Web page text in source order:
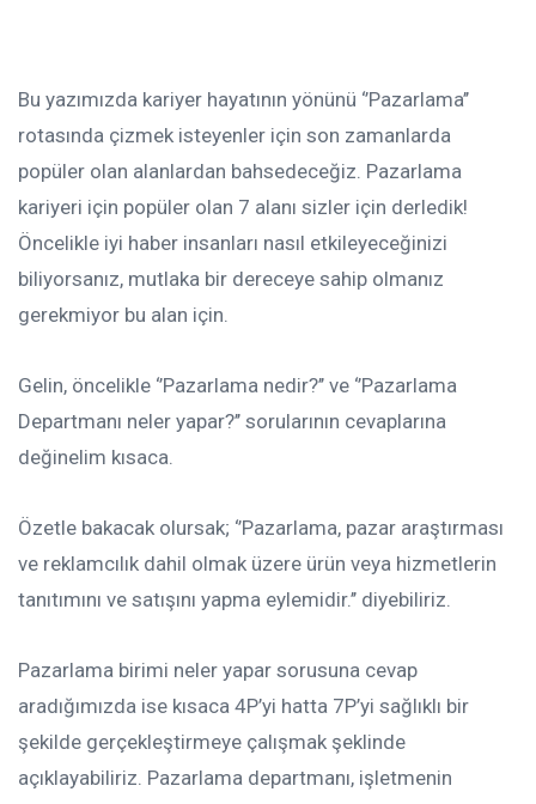
Bu yazımızda kariyer hayatının yönünü ‘’Pazarlama’’
rotasında çizmek isteyenler için son zamanlarda
popüler olan alanlardan bahsedeceğiz. Pazarlama
kariyeri için popüler olan 7 alanı sizler için derledik!
Öncelikle iyi haber insanları nasıl etkileyeceğinizi
biliyorsanız, mutlaka bir dereceye sahip olmanız
gerekmiyor bu alan için.
Gelin, öncelikle ‘’Pazarlama nedir?’’ ve ‘’Pazarlama
Departmanı neler yapar?’’ sorularının cevaplarına
değinelim kısaca.
Özetle bakacak olursak; ‘’Pazarlama, pazar araştırması
ve reklamcılık dahil olmak üzere ürün veya hizmetlerin
tanıtımını ve satışını yapma eylemidir.’’ diyebiliriz.
Pazarlama birimi neler yapar sorusuna cevap
aradığımızda ise kısaca 4P’yi hatta 7P’yi sağlıklı bir
şekilde gerçekleştirmeye çalışmak şeklinde
açıklayabiliriz. Pazarlama departmanı, işletmenin